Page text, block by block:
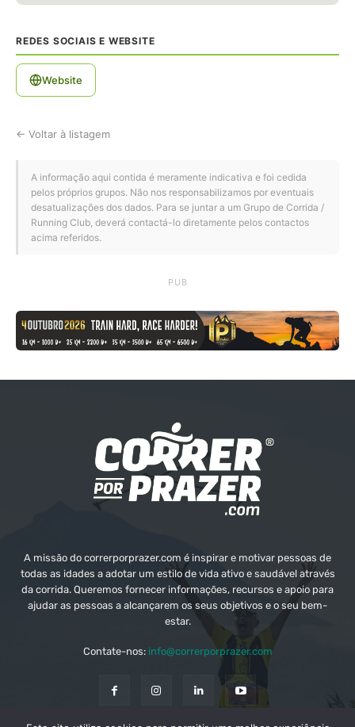
REDES SOCIAIS E WEBSITE
Website
← Voltar à listagem
A informação aqui contida é meramente indicativa e foi cedida
pelos próprios grupos. Não nos responsabilizamos por eventuais
desatualizações dos dados. Para se juntar a um Grupo de Corrida /
Running Club, deverá contactá-lo diretamente pelos contactos
acima referidos.
PUB
A missão do correrporprazer.com é inspirar e motivar pessoas de
todas as idades a adotar um estilo de vida ativo e saudável através
da corrida. Queremos fornecer informações, recursos e apoio para
ajudar as pessoas a alcançarem os seus objetivos e o seu bem-
estar.
Contate-nos: info@correrporprazer.com